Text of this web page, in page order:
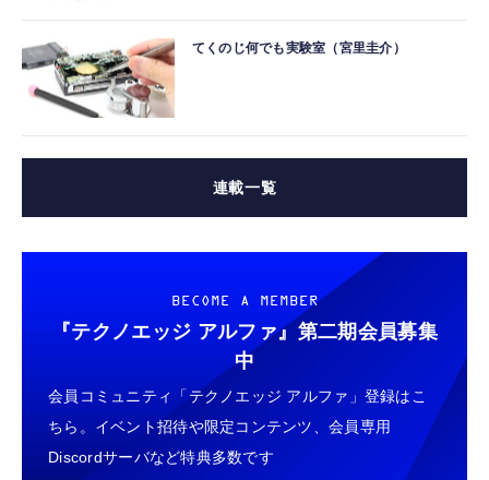
てくのじ何でも実験室（宮里圭介）
連載一覧
BECOME A MEMBER
『テクノエッジ アルファ』 第二期会員募集
中
会員コミュニティ「テクノエッジ アルファ」登録はこ
ちら。イベント招待や限定コンテンツ、会員専用
Discordサーバなど特典多数です